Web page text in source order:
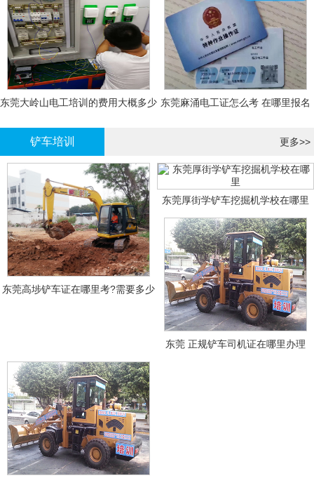
东莞大岭山电工培训的费用大概多少 东莞麻涌电工证怎么考 在哪里报名
铲车培训 更多>>
东莞高埗铲车证在哪里考?需要多少
东莞厚街学铲车挖掘机学校在哪里
东莞 正规铲车司机证在哪里办理